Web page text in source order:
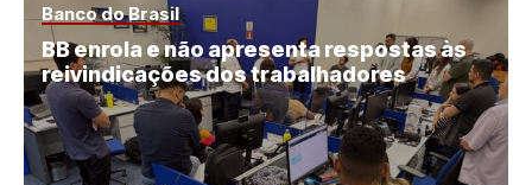
Banco do Brasil
BB enrola e não apresenta respostas às
reivindicações dos trabalhadores